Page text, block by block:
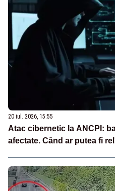
20 iul. 2026, 15:55
Atac cibernetic la ANCPI:
afectate. Când ar putea fi